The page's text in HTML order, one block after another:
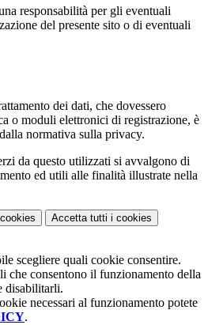
responsabilità per gli eventuali
del presente sito o di eventuali
dei dati, che dovessero
o moduli elettronici di registrazione, è
normativa sulla privacy.
da questo utilizzati si avvalgono di
ed utili alle finalità illustrate nella
Accetta tutti i cookies
scegliere quali cookie consentire.
che consentono il funzionamento della
disabilitarli.
necessari al funzionamento potete
.